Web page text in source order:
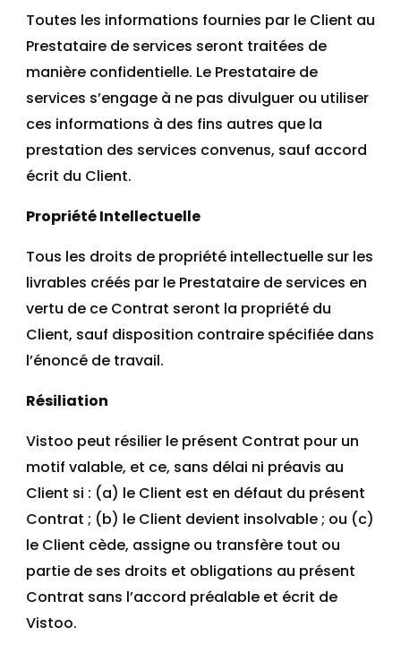
Toutes les informations fournies par le Client au
Prestataire de services seront traitées de
manière confidentielle. Le Prestataire de
services s’engage à ne pas divulguer ou utiliser
ces informations à des fins autres que la
prestation des services convenus, sauf accord
écrit du Client.
Propriété Intellectuelle
Tous les droits de propriété intellectuelle sur les
livrables créés par le Prestataire de services en
vertu de ce Contrat seront la propriété du
Client, sauf disposition contraire spécifiée dans
l’énoncé de travail.
Résiliation
Vistoo peut résilier le présent Contrat pour un
motif valable, et ce, sans délai ni préavis au
Client si : (a) le Client est en défaut du présent
Contrat ; (b) le Client devient insolvable ; ou (c)
le Client cède, assigne ou transfère tout ou
partie de ses droits et obligations au présent
Contrat sans l’accord préalable et écrit de
Vistoo.